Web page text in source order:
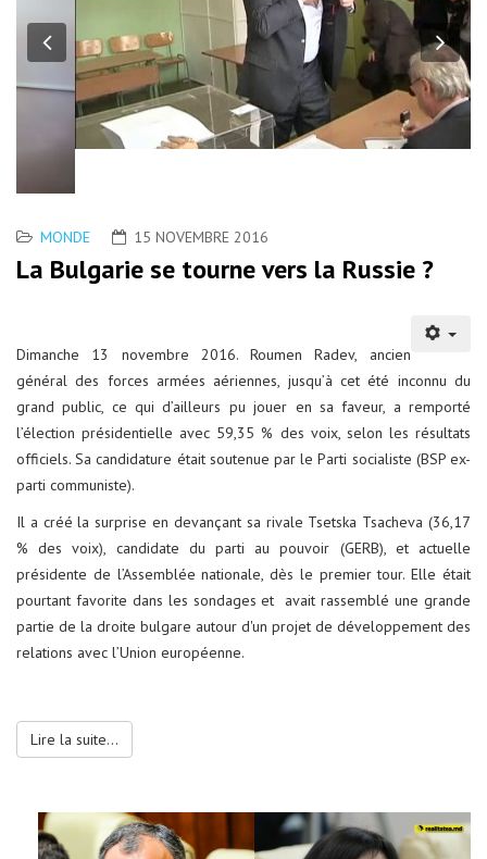
Previous
MONDE
La Bulgarie se tourne vers la Russie ?
général des forces armées aériennes, jusqu’à cet été inconnu du
grand public, ce qui d’ailleurs pu jouer en sa faveur, a remporté
l’élection présidentielle avec 59,35 % des voix, selon les résultats
officiels. Sa candidature était soutenue par le Parti socialiste (BSP ex-
parti communiste).
Il a créé la surprise en devançant sa rivale Tsetska Tsacheva (36,17
présidente de l’Assemblée nationale, dès le premier tour. Elle était
pourtant favorite dans les sondages et avait rassemblé une grande
partie de la droite bulgare autour d'un projet de développement des
relations avec l’Union européenne.